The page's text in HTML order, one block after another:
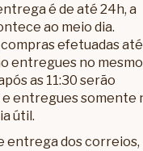
é de até 24h, a
ao meio dia.
efetuadas
entregues no mesmo
as 11:30 serão
entregues somente
útil.
entrega dos correios,